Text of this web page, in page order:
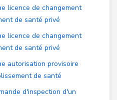
licence de changement
de santé privé
licence de changement
de santé privé
autorisation provisoire
de santé
d'inspection d'un